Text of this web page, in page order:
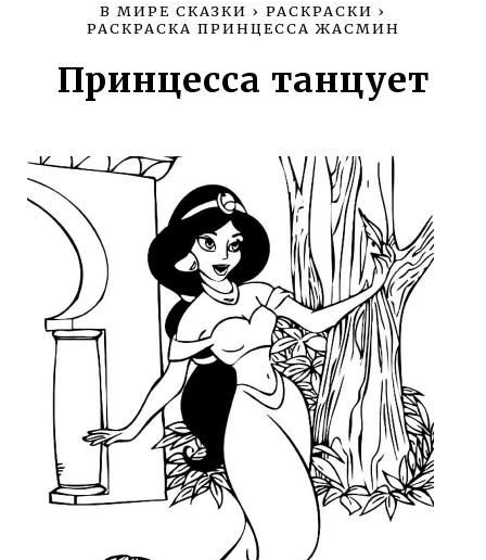
В МИРЕ СКАЗКИ › РАСКРАСКИ ›
РАСКРАСКА ПРИНЦЕССА ЖАСМИН
Принцесса танцует